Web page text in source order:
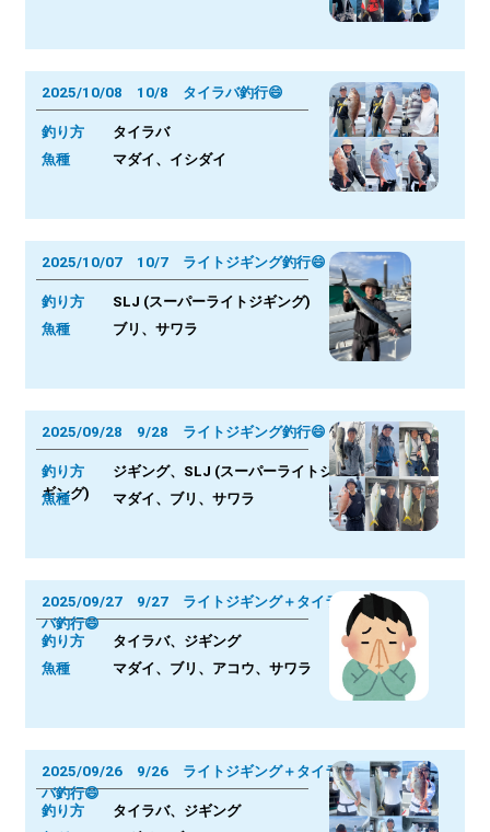
2025/10/08 10/8 タイラバ釣行😄
釣り方 タイラバ
魚種 マダイ、イシダイ
2025/10/07 10/7 ライトジギング釣行😄
釣り方 SLJ (スーパーライトジギング)
魚種 ブリ、サワラ
2025/09/28 9/28 ライトジギング釣行😄
釣り方 ジギング、SLJ (スーパーライトジ
ギング)
魚種 マダイ、ブリ、サワラ
2025/09/27 9/27 ライトジギング＋タイラ
バ釣行😄
釣り方 タイラバ、ジギング
魚種 マダイ、ブリ、アコウ、サワラ
2025/09/26 9/26 ライトジギング＋タイラ
バ釣行😄
釣り方 タイラバ、ジギング